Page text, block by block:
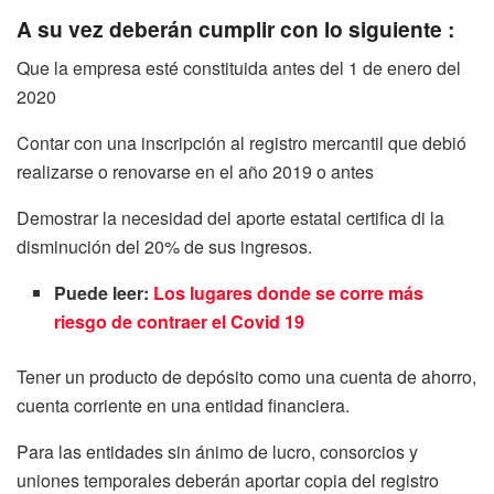
A su vez deberán cumplir con lo siguiente :
Que la empresa esté constituida antes del 1 de enero del
2020
Contar con una inscripción al registro mercantil que debió
realizarse o renovarse en el año 2019 o antes
Demostrar la necesidad del aporte estatal certifica di la
disminución del 20% de sus ingresos.
Puede leer: Los lugares donde se corre más
riesgo de contraer el Covid 19
Tener un producto de depósito como una cuenta de ahorro,
cuenta corriente en una entidad financiera.
Para las entidades sin ánimo de lucro, consorcios y
uniones temporales deberán aportar copia del registro